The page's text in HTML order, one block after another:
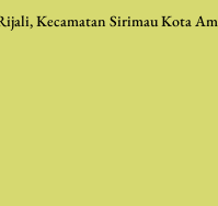
Kecamatan Sirimau Kota